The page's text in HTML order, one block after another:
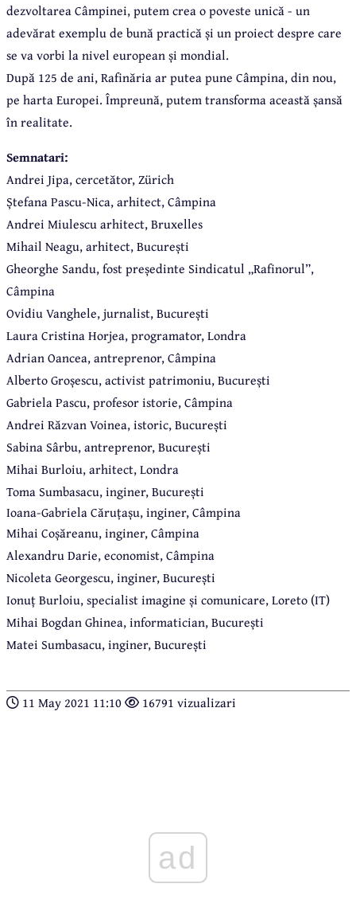
dezvoltarea Câmpinei, putem crea o poveste unică - un
adevărat exemplu de bună practică și un proiect despre care
se va vorbi la nivel european și mondial.
După 125 de ani, Rafinăria ar putea pune Câmpina, din nou,
pe harta Europei. Împreună, putem transforma această șansă
în realitate.
Semnatari:
Andrei Jipa, cercetător, Zürich
Ștefana Pascu-Nica, arhitect, Câmpina
Andrei Miulescu arhitect, Bruxelles
Mihail Neagu, arhitect, București
Gheorghe Sandu, fost președinte Sindicatul „Rafinorul”,
Câmpina
Ovidiu Vanghele, jurnalist, București
Laura Cristina Horjea, programator, Londra
Adrian Oancea, antreprenor, Câmpina
Alberto Groșescu, activist patrimoniu, București
Gabriela Pascu, profesor istorie, Câmpina
Andrei Răzvan Voinea, istoric, București
Sabina Sârbu, antreprenor, București
Mihai Burloiu, arhitect, Londra
Toma Sumbasacu, inginer, București
Ioana-Gabriela Căruțașu, inginer, Câmpina
Mihai Coșăreanu, inginer, Câmpina
Alexandru Darie, economist, Câmpina
Nicoleta Georgescu, inginer, București
Ionuț Burloiu, specialist imagine și comunicare, Loreto (IT)
Mihai Bogdan Ghinea, informatician, București
Matei Sumbasacu, inginer, București
11 May 2021 11:10 16791 vizualizari
ad